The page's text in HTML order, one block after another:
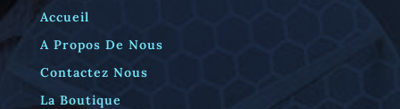
Accueil
A Propos De Nous
Contactez Nous
La Boutique